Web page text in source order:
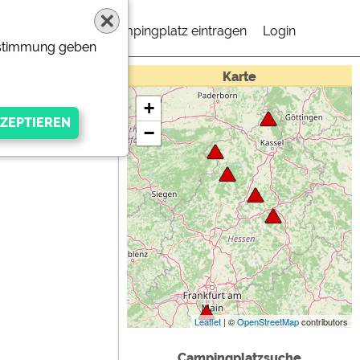
Campingplatz eintragen Login
Karte
+
−
Leaflet | ©OpenStreetMapcontributors
geben
Anbieters